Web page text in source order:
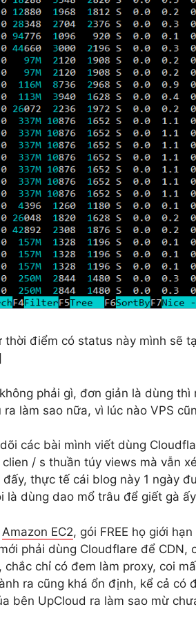
điểm có status này mình sẽ
phải gì, đơn giản là dùng
ra làm sao nữa, vì lúc nào VPS
các bài mình viết dùng
/ s thuần túy views mà vẫn
thực tế cái blog này 1 ngày
là dùng dao mổ trâu để giết gà
Amazon EC2, gói FREE họ giới
phải dùng Cloudflare để
chỉ có đem làm proxy, coi
ra cũng khá ổn định, kể cả
bên UpCloud ra làm sao mừ